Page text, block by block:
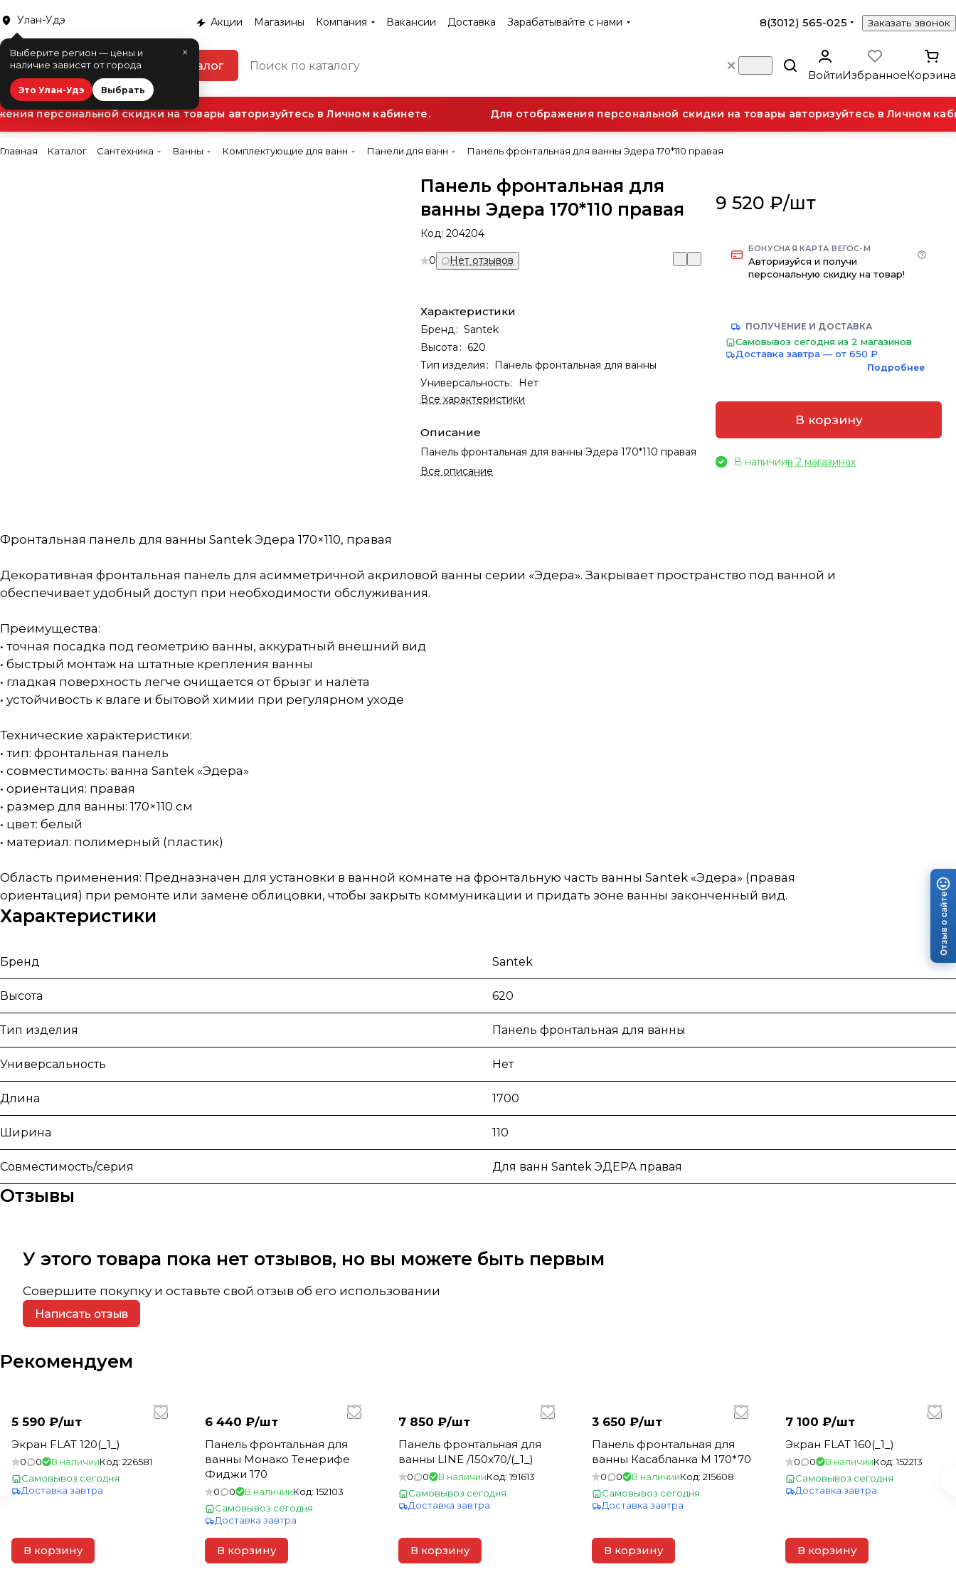
Улан-Удэ
×
Выберите регион — цены и
наличие зависят от города
Это Улан-Удэ Выбрать
Акции Магазины Компания Вакансии Доставка Зарабатывайте с нами 8(3012) 565-025 Заказать звонок
Каталог
ВойтиИзбранноеКорзина
персональной скидки на товары авторизуйтесь в Личном кабинете. Для отображения персональной скидки на товары авторизуйтесь в Личном
Главная Каталог Сантехника Ванны Комплектующие для ванн Панели для ванн Панель фронтальная для ванны Эдера 170*110 правая
Панель фронтальная для
ванны Эдера 170*110 правая
Код:204204
0 Нет отзывов
Характеристики
Бренд: Santek
Высота : 620
Тип изделия : Панель фронтальная для ванны
Универсальность: Нет
Все характеристики
Описание
Панель фронтальная для ванны Эдера 170*110 правая
Все описание
9 520 ₽/шт
БОНУСНАЯ КАРТА ВЕГОС-М
Авторизуйся и получи
персональную скидку на товар!
ПОЛУЧЕНИЕ И ДОСТАВКА
Самовывоз сегодня из 2 магазинов
Доставка завтра — от 650 ₽
Подробнее
В корзину
В наличиив 2 магазинах
Фронтальная панель для ванны Santek Эдера 170×110, правая
Декоративная фронтальная панель для асимметричной акриловой ванны серии «Эдера». Закрывает пространство под ванной и
обеспечивает удобный доступ при необходимости обслуживания.
Преимущества:
• точная посадка под геометрию ванны, аккуратный внешний вид
• быстрый монтаж на штатные крепления ванны
• гладкая поверхность легче очищается от брызг и налёта
• устойчивость к влаге и бытовой химии при регулярном уходе
Технические характеристики:
• тип: фронтальная панель
• совместимость: ванна Santek «Эдера»
• ориентация: правая
• размер для ванны: 170×110 см
• цвет: белый
• материал: полимерный (пластик)
Область применения: Предназначен для установки в ванной комнате на фронтальную часть ванны Santek «Эдера» (правая
ориентация) при ремонте или замене облицовки, чтобы закрыть коммуникации и придать зоне ванны законченный вид.
Характеристики
Бренд Santek
Высота 620
Тип изделия Панель фронтальная для ванны
Универсальность Нет
Длина 1700
Ширина 110
Совместимость/серия Для ванн Santek ЭДЕРА правая
Отзывы
У этого товара пока нет отзывов, но вы можете быть первым
Совершите покупку и оставьте свой отзыв об его использовании
Написать отзыв
Рекомендуем
5 590 ₽/шт
Экран FLAT 120(_1_)
0 0 В наличииКод: 226581
Самовывоз сегодня
Доставка завтра
В корзину
6 440 ₽/шт
Панель фронтальная для
ванны Монако Тенерифе
Фиджи 170
0 0 В наличииКод:152103
Самовывоз сегодня
Доставка завтра
В корзину
7 850 ₽/шт
Панель фронтальная для
ванны LINE /150х70/(_1_)
0 0 В наличииКод:191613
Самовывоз сегодня
Доставка завтра
В корзину
3 650 ₽/шт
Панель фронтальная для
ванны Касабланка М 170*70
0 0 В наличииКод: 215608
Самовывоз сегодня
Доставка завтра
В корзину
7 100 ₽/шт
Экран FLAT 160(_1_)
0 0 В наличииКод:152213
Самовывоз сегодня
Доставка завтра
В корзину
Отзыв о сайте